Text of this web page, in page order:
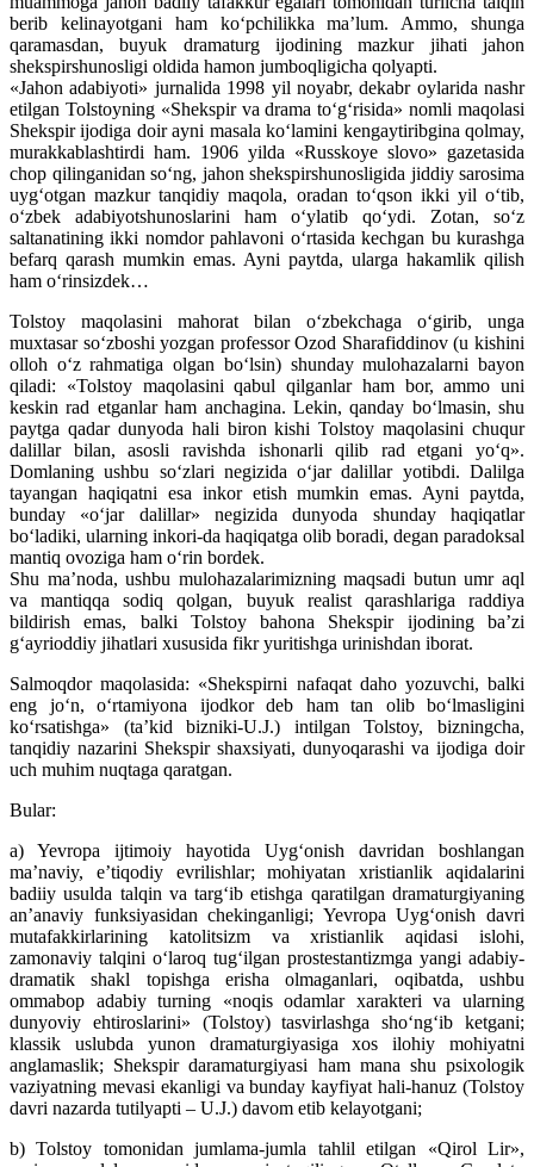
berib kelinayotgani ham ko‘pchilikka ma’lum. Ammo, shunga
qaramasdan, buyuk dramaturg ijodining mazkur jihati jahon
shekspirshunosligi oldida hamon jumboqligicha qolyapti.
«Jahon adabiyoti» jurnalida 1998 yil noyabr, dekabr oylarida nashr
etilgan Tolstoyning «Shekspir va drama to‘g‘risida» nomli maqolasi
Shekspir ijodiga doir ayni masala ko‘lamini kengaytiribgina qolmay,
murakkablashtirdi ham. 1906 yilda «Russkoye slovo» gazetasida
chop qilinganidan so‘ng, jahon shekspirshunosligida jiddiy sarosima
uyg‘otgan mazkur tanqidiy maqola, oradan to‘qson ikki yil o‘tib,
o‘zbek adabiyotshunoslarini ham o‘ylatib qo‘ydi. Zotan, so‘z
saltanatining ikki nomdor pahlavoni o‘rtasida kechgan bu kurashga
befarq qarash mumkin emas. Ayni paytda, ularga hakamlik qilish
ham o‘rinsizdek…
Tolstoy maqolasini mahorat bilan o‘zbekchaga o‘girib, unga
muxtasar so‘zboshi yozgan professor Ozod Sharafiddinov (u kishini
olloh o‘z rahmatiga olgan bo‘lsin) shunday mulohazalarni bayon
qiladi: «Tolstoy maqolasini qabul qilganlar ham bor, ammo uni
keskin rad etganlar ham anchagina. Lekin, qanday bo‘lmasin, shu
paytga qadar dunyoda hali biron kishi Tolstoy maqolasini chuqur
dalillar bilan, asosli ravishda ishonarli qilib rad etgani yo‘q».
Domlaning ushbu so‘zlari negizida o‘jar dalillar yotibdi. Dalilga
tayangan haqiqatni esa inkor etish mumkin emas. Ayni paytda,
bunday «o‘jar dalillar» negizida dunyoda shunday haqiqatlar
bo‘ladiki, ularning inkori-da haqiqatga olib boradi, degan paradoksal
mantiq ovoziga ham o‘rin bordek.
Shu ma’noda, ushbu mulohazalarimizning maqsadi butun umr aql
va mantiqqa sodiq qolgan, buyuk realist qarashlariga raddiya
bildirish emas, balki Tolstoy bahona Shekspir ijodining ba’zi
g‘ayrioddiy jihatlari xususida fikr yuritishga urinishdan iborat.
Salmoqdor maqolasida: «Shekspirni nafaqat daho yozuvchi, balki
eng jo‘n, o‘rtamiyona ijodkor deb ham tan olib bo‘lmasligini
ko‘rsatishga» (ta’kid bizniki-U.J.) intilgan Tolstoy, bizningcha,
tanqidiy nazarini Shekspir shaxsiyati, dunyoqarashi va ijodiga doir
uch muhim nuqtaga qaratgan.
Bular:
a) Yevropa ijtimoiy hayotida Uyg‘onish davridan boshlangan
ma’naviy, e’tiqodiy evrilishlar; mohiyatan xristianlik aqidalarini
badiiy usulda talqin va targ‘ib etishga qaratilgan dramaturgiyaning
an’anaviy funksiyasidan chekinganligi; Yevropa Uyg‘onish davri
mutafakkirlarining katolitsizm va xristianlik aqidasi islohi,
zamonaviy talqini o‘laroq tug‘ilgan prostestantizmga yangi adabiy-
dramatik shakl topishga erisha olmaganlari, oqibatda, ushbu
ommabop adabiy turning «noqis odamlar xarakteri va ularning
dunyoviy ehtiroslarini» (Tolstoy) tasvirlashga sho‘ng‘ib ketgani;
klassik uslubda yunon dramaturgiyasiga xos ilohiy mohiyatni
anglamaslik; Shekspir daramaturgiyasi ham mana shu psixologik
vaziyatning mevasi ekanligi va bunday kayfiyat hali-hanuz (Tolstoy
davri nazarda tutilyapti – U.J.) davom etib kelayotgani;
b) Tolstoy tomonidan jumlama-jumla tahlil etilgan «Qirol Lir»,